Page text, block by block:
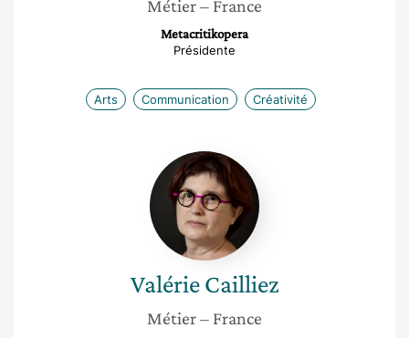
Métier– France
Metacritikopera
Présidente
Arts Communication Créativité
Valérie
Cailliez
Valérie Cailliez
Métier– France